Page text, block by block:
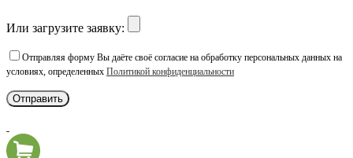
Или загрузите заявку:
Отправляя форму Вы даёте своё согласие на обработку персональных данных на
условиях, определенных Политикой конфиденциальности